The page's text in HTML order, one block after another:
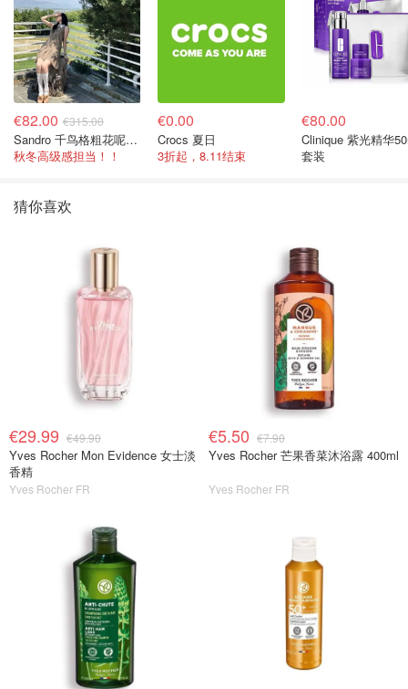
€82.00 €315.00
Sandro 千鸟格粗花呢连衣裙
秋冬高级感担当！！
€0.00
Crocs 夏日
3折起，8.11结束
€80.00
Clinique 紫光精华
套装
猜你喜欢
€29.99 €49.90
Yves Rocher Mon Evidence 女士淡
香精
Yves Rocher FR
€5.50 €7.90
Yves Rocher 芒果香菜沐浴露 400ml
Yves Rocher FR